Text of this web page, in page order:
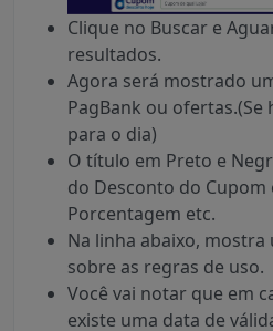
Clique no Buscar e
resultados.
Agora será mostrado
PagBank ou
para o dia)
O título em Preto e
do Desconto do Cupom
Porcentagem etc.
Na linha abaixo, mostra
sobre as regras de uso.
Você vai notar que em
existe uma data de